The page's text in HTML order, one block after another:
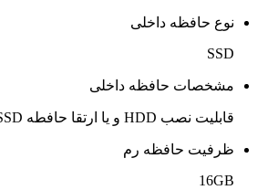
نوع حافظه داخلی
SSD
مشخصات حافظه داخلی
قابلیت نصب HDD و یا ارتقا حافطه SSD
ظرفیت حافظه رم
16GB